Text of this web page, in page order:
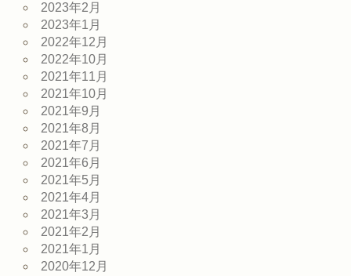
2023年2月
2023年1月
2022年12月
2022年10月
2021年11月
2021年10月
2021年9月
2021年8月
2021年7月
2021年6月
2021年5月
2021年4月
2021年3月
2021年2月
2021年1月
2020年12月